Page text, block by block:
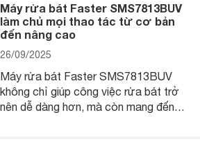
Máy rửa bát Faster SMS7813BUV
làm chủ mọi thao tác từ cơ bản
đến nâng cao
26/09/2025
Máy rửa bát Faster SMS7813BUV
không chỉ giúp công việc rửa bát trở
nên dễ dàng hơn, mà còn mang đến